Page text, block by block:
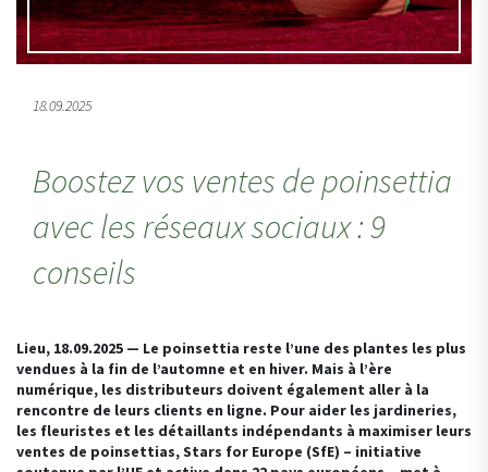
18.09.2025
Boostez vos ventes de poinsettia
avec les réseaux sociaux : 9
conseils
Lieu, 18.09.2025 — Le poinsettia reste l’une des plantes les plus
vendues à la fin de l’automne et en hiver. Mais à l’ère
numérique, les distributeurs doivent également aller à la
rencontre de leurs clients en ligne. Pour aider les jardineries,
les fleuristes et les détaillants indépendants à maximiser leurs
ventes de poinsettias, Stars for Europe (SfE) – initiative